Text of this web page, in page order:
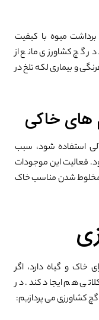
میوه با کیفیت
گچ کشاورزی مانع از
و بیماری لکه تلخ در
های خاکی
استفاده شود، سبب
فعالیت این موجودات
مخلوط شدن مناسب خاک
خاک و گیاه دارد، اگر
هم ایجاد کند. در
کشاورزی می پردازیم: